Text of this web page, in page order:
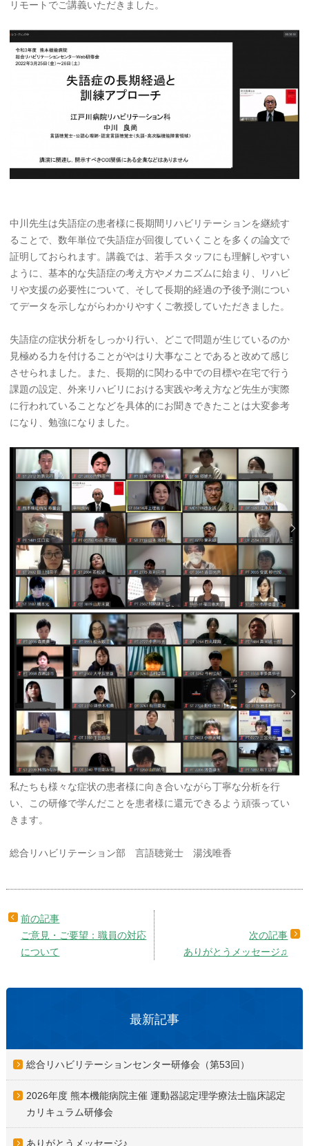
リモートでご講義いただきました。
中川先生は失語症の患者様に長期間リハビリテーションを継続す
ることで、数年単位で失語症が回復していくことを多くの論文で
証明しておられます。講義では、若手スタッフにも理解しやすい
ように、基本的な失語症の考え方やメカニズムに始まり、リハビ
リや支援の必要性について、そして長期的経過の予後予測につい
てデータを示しながらわかりやすくご教授していただきました。
失語症の症状分析をしっかり行い、どこで問題が生じているのか
見極める力を付けることがやはり大事なことであると改めて感じ
させられました。また、長期的に関わる中での目標や在宅で行う
課題の設定、外来リハビリにおける実践や考え方など先生が実際
に行われていることなどを具体的にお聞きできたことは大変参考
になり、勉強になりました。
私たちも様々な症状の患者様に向き合いながら丁寧な分析を行
い、この研修で学んだことを患者様に還元できるよう頑張ってい
きます。
総合リハビリテーション部 言語聴覚士 湯浅唯香
ご意見・ご要望：職員の対応
について
ありがとうメッセージ♫
最新記事
総合リハビリテーションセンター研修会（第53回）
2026年度 熊本機能病院主催 運動器認定理学療法士臨床認定
カリキュラム研修会
ありがとうメッセージ♪